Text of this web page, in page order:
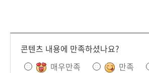
콘텐츠 내용에 만족하셨나요?
매우만족
만족